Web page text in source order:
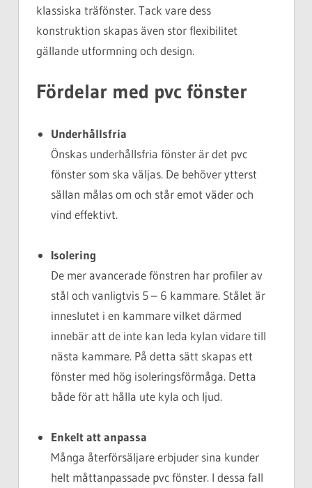
klassiska träfönster. Tack vare dess
konstruktion skapas även stor flexibilitet
gällande utformning och design.
Fördelar med pvc fönster
Underhållsfria
Önskas underhållsfria fönster är det pvc
fönster som ska väljas. De behöver ytterst
sällan målas om och står emot väder och
vind effektivt.
Isolering
De mer avancerade fönstren har profiler av
stål och vanligtvis 5 – 6 kammare. Stålet är
inneslutet i en kammare vilket därmed
innebär att de inte kan leda kylan vidare till
nästa kammare. På detta sätt skapas ett
fönster med hög isoleringsförmåga. Detta
både för att hålla ute kyla och ljud.
Enkelt att anpassa
Många återförsäljare erbjuder sina kunder
helt måttanpassade pvc fönster. I dessa fall